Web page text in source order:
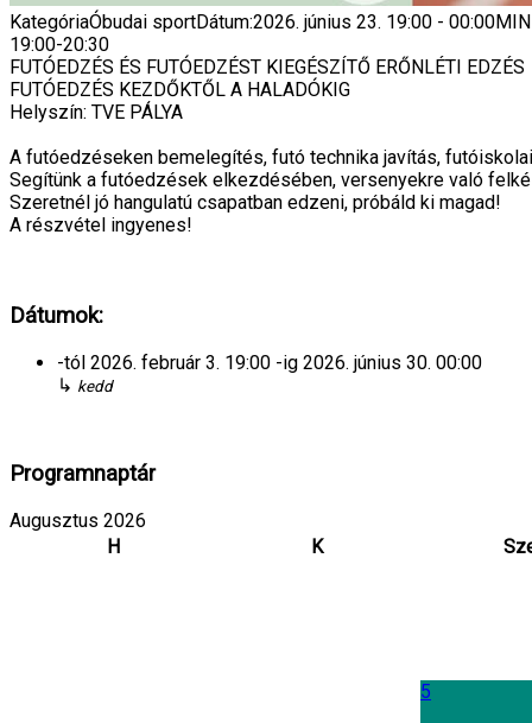
KategóriaÓbudai sportDátum:2026. június 23. 19:00 - 00:00
19:00-20:30
FUTÓEDZÉS ÉS FUTÓEDZÉST KIEGÉSZÍTŐ ERŐNLÉTI EDZÉS
FUTÓEDZÉS KEZDŐKTŐL A HALADÓKIG
Helyszín: TVE PÁLYA
A futóedzéseken bemelegítés, futó technika javítás,
Segítünk a futóedzések elkezdésében, versenyekre való
Szeretnél jó hangulatú csapatban edzeni, próbáld ki magad!
A részvétel ingyenes!
Dátumok:
-tól 2026. február 3. 19:00 -ig 2026. június 30. 00:00
↳ kedd
Programnaptár
Augusztus 2026
H
K
5